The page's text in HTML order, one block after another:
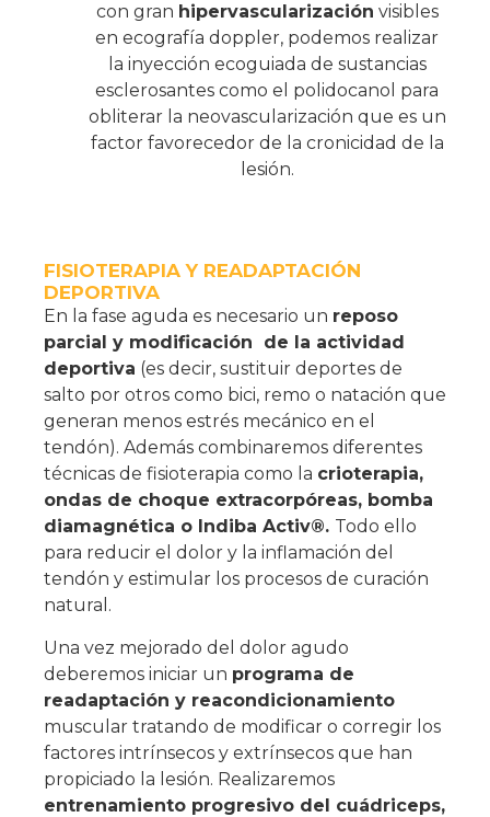
con gran hipervascularización visibles
en ecografía doppler, podemos realizar
la inyección ecoguiada de sustancias
esclerosantes como el polidocanol para
obliterar la neovascularización que es un
factor favorecedor de la cronicidad de la
lesión.
FISIOTERAPIA Y READAPTACIÓN
DEPORTIVA
En la fase aguda es necesario un reposo
parcial y modificación
de la actividad
deportiva (es decir, sustituir deportes de
salto por otros como bici, remo o natación que
generan menos estrés mecánico en el
tendón). Además combinaremos diferentes
técnicas de fisioterapia como la crioterapia,
ondas de choque extracorpóreas, bomba
diamagnética o Indiba Activ®. Todo ello
para reducir el dolor y la inflamación del
tendón y estimular los procesos de curación
natural.
Una vez mejorado del dolor agudo
deberemos iniciar un programa de
readaptación y reacondicionamiento
muscular tratando de modificar o corregir los
factores intrínsecos y extrínsecos que han
propiciado la lesión. Realizaremos
entrenamiento progresivo del cuádriceps,